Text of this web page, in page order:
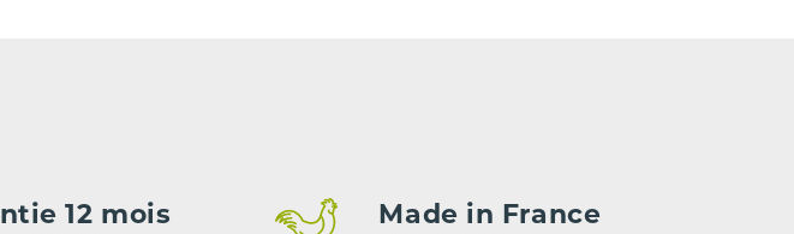
12 mois Made in France